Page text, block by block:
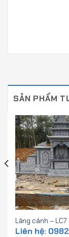
SẢN PHẨM
Lăng cánh – LC7
Liên hệ: